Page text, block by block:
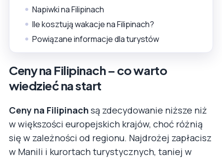
Napiwki na Filipinach
Ile kosztują wakacje na Filipinach?
Powiązane informacje dla turystów
Ceny na Filipinach – co warto
wiedzieć na start
Ceny na Filipinach są zdecydowanie niższe niż
w większości europejskich krajów, choć różnią
się w zależności od regionu. Najdrożej zapłacisz
w Manili i kurortach turystycznych, taniej w